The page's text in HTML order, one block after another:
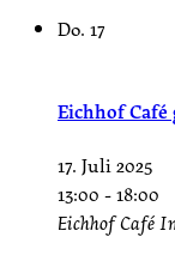
Do. 17
Eichhof
17. Juli 2025
13:00 -18:00
Eichhof Café